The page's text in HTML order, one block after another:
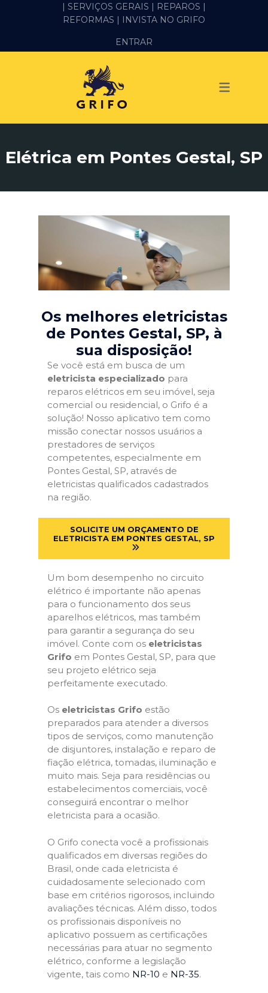
ALVENARIA E PEDREIRO
IMPERMEABILIZAÇÃO
REFORMA
| SERVIÇOS GERAIS | REPAROS |
REFORMAS | INVISTA NO GRIFO
ENTRAR
Elétrica em Pontes Gestal, SP
Os melhores eletricistas
de Pontes Gestal, SP, à
sua disposição!
Se você está em busca de um
eletricista especializado para
reparos elétricos em seu imóvel, seja
comercial ou residencial, o Grifo é a
solução! Nosso aplicativo tem como
missão conectar nossos usuários a
prestadores de serviços
competentes, especialmente em
Pontes Gestal, SP, através de
eletricistas qualificados cadastrados
na região.
SOLICITE UM ORÇAMENTO DE
ELETRICISTA EM PONTES GESTAL, SP
Um bom desempenho no circuito
elétrico é importante não apenas
para o funcionamento dos seus
aparelhos elétricos, mas também
para garantir a segurança do seu
imóvel. Conte com os eletricistas
Grifo em Pontes Gestal, SP, para que
seu projeto elétrico seja
perfeitamente executado.
Os eletricistas Grifo estão
preparados para atender a diversos
tipos de serviços, como manutenção
de disjuntores, instalação e reparo de
fiação elétrica, tomadas, iluminação e
muito mais. Seja para residências ou
estabelecimentos comerciais, você
conseguirá encontrar o melhor
eletricista para a ocasião.
O Grifo conecta você a profissionais
qualificados em diversas regiões do
Brasil, onde cada eletricista é
cuidadosamente selecionado com
base em critérios rigorosos, incluindo
avaliações técnicas. Além disso, todos
os profissionais disponíveis no
aplicativo possuem as certificações
necessárias para atuar no segmento
elétrico, conforme a legislação
vigente, tais como NR-10 e NR-35.